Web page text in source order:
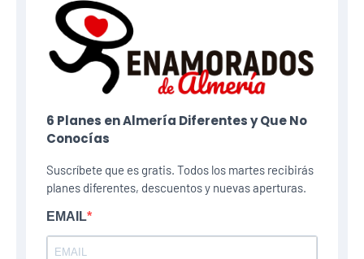
6 Planes​ en Almería Diferentes y Que No
Conocías
Suscríbete que es gratis. Todos los martes recibirás
planes diferentes, descuentos y nuevas aperturas.
EMAIL